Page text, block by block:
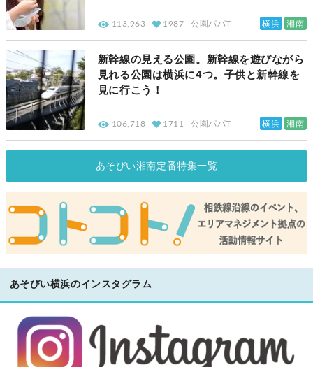
113,963 1987 公園パパT 横浜 湘南
新幹線の見える公園。新幹線を遊びながら
見れる公園は横浜に4つ。子供と新幹線を
見に行こう！
106,718 1711 公園パパT 横浜 湘南
あそびい湘南定番特集一覧
あそびい横浜のインスタグラム